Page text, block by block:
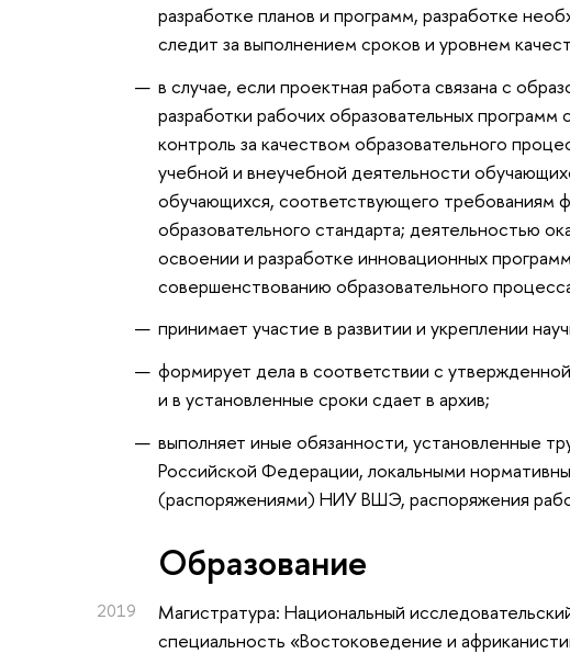
разработке планов и программ, разработке
следит за выполнением сроков и уровнем
в случае, если проектная работа связана с
разработки рабочих образовательных
контроль за качеством образовательного
учебной и внеучебной деятельности
обучающихся, соответствующего требованиям
образовательного стандарта; деятельностью
освоении и разработке инновационных
совершенствованию образовательного
принимает участие в развитии и укреплении
формирует дела в соответствии с
и в установленные сроки сдает в архив;
выполняет иные обязанности, установленные
Российской Федерации, локальными
(распоряжениями) НИУ ВШЭ, распоряжения
Oбразование
2019
Магистратура: Национальный
специальность «Востоковедение и